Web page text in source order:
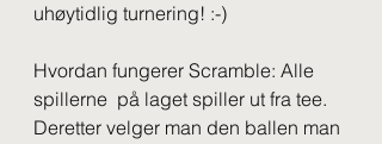
uhøytidlig turnering! :-)
Hvordan fungerer Scramble: Alle
spillerne  på laget spiller ut fra tee.
Deretter velger man den ballen man